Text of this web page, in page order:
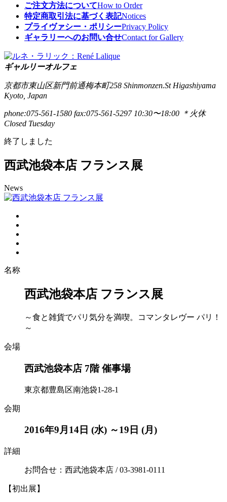
ご注文方法についてHow to Order
特定商取引法に基づく表記Notices
プライヴァシー・ポリシーPrivacy Policy
ギャラリーへのお問い合せContact for Gallery
ギャルリーオルフェ
京都市東山区新門前通梅本町258 Shinmonzen.St Higashiyama
Kyoto, Japan
phone:075-561-1580 fax:075-561-5297 10:30〜18:00 ＊火休
Closed Tuesday
終了しました
西武池袋本店 フランス展
News
名称
西武池袋本店 フランス展
～食と雑貨でパリ気分を満喫。コマンタレヴー パリ！
～
会場
西武池袋本店 7階 催事場
東京都豊島区南池袋1-28-1
会期
2016年9月14日 (水) ～19日 (月)
詳細
お問合せ：西武池袋本店 / 03-3981-0111
【初出展】